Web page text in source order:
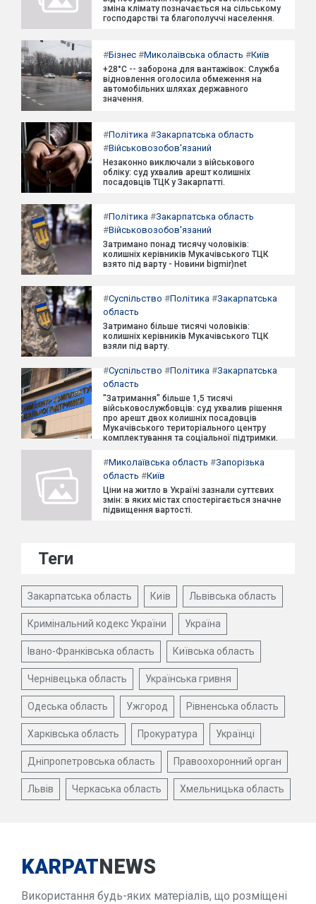
зміна клімату позначається на сільському
господарстві та благополуччі населення.
#Бізнес #Миколаївська область #Київ
+28°C -- заборона для вантажівок: Служба
відновлення оголосила обмеження на
автомобільних шляхах державного
значення.
#Політика #Закарпатська область
#Військовозобов'язаний
Незаконно виключали з військового
обліку: суд ухвалив арешт колишніх
посадовців ТЦК у Закарпатті.
#Політика #Закарпатська область
#Військовозобов'язаний
Затримано понад тисячу чоловіків:
колишніх керівників Мукачівського ТЦК
взято під варту - Новини bigmir)net
#Суспільство #Політика #Закарпатська
область
Затримано більше тисячі чоловіків:
колишніх керівників Мукачівського ТЦК
взяли під варту.
#Суспільство #Політика #Закарпатська
область
"Затримання" більше 1,5 тисячі
військовослужбовців: суд ухвалив рішення
про арешт двох колишніх посадовців
Мукачівського територіального центру
комплектування та соціальної підтримки.
#Миколаївська область #Запорізька
область #Київ
Ціни на житло в Україні зазнали суттєвих
змін: в яких містах спостерігається значне
підвищення вартості.
Теги
Закарпатська область Київ Львівська область
Кримінальний кодекс України Україна
Івано-Франківська область Київська область
Чернівецька область Українська гривня
Одеська область Ужгород Рівненська область
Харківська область Прокуратура Українці
Дніпропетровська область Правоохоронний орган
Львів Черкаська область Хмельницька область
KARPATNEWS
Використання будь-яких матеріалів, що розміщені